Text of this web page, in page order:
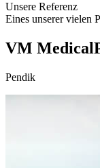
Unsere Referenz
Eines unserer vielen
VM
Pendik